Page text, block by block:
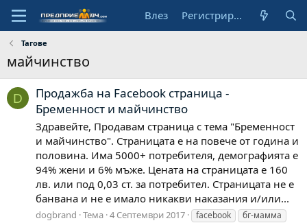
Влез Регистрирай се
Тагове
майчинство
D
Продажба на Facebook страница -
Бременност и майчинство
Здравейте, Продавам страница с тема "Бременност
и майчинство". Страницата е на повече от година и
половина. Има 5000+ потребителя, демографията е
94% жени и 6% мъже. Цената на страницата е 160
лв. или под 0,03 ст. за потребител. Страницата не е
банвана и не е имало никакви наказания и/или...
dogbrand Тема 4 Септември 2017 facebook
бг-мамма